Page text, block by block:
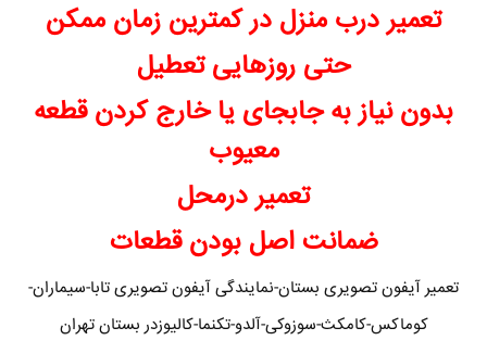
تعمیر درب منزل در کمترین زمان ممکن
حتی روزهایی تعطیل
بدون نیاز به جابجای یا خارج کردن قطعه
معیوب
تعمیر درمحل
ضمانت اصل بودن قطعات
تعمیر آیفون تصویری بستان-نمایندگی آیفون تصویری تابا-سیماران-
کوماکس-کامکث-سوزوکی-آلدو-تکنما-کالیوزدر بستان تهران